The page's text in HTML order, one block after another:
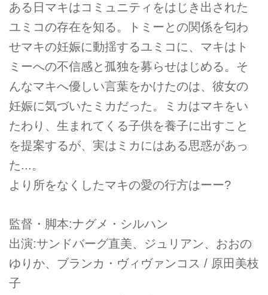
ある日マキはコミュニティをはじき出された
ユミコの存在を知る。トミーとの関係を匂わ
せマキの妊娠に動揺するユミコに、マキはト
ミーへの不信感と孤独を募らせはじめる。そ
んなマキへ優しい言葉をかけたのは、彼女の
妊娠に気づいたミカだった。ミカはマキをい
たわり、生まれてくる子供を養子に出すこと
を提案するが、実はミカにはある思惑があっ
た...。
より所をなくしたマキの愛の行方はーー?
監督・脚本:ナグメ・シルハン
出演:サンドバーグ直美、ジュリアン、おおの
ゆりか、ブランカ・ヴィヴァンコス / 原田美枝
子